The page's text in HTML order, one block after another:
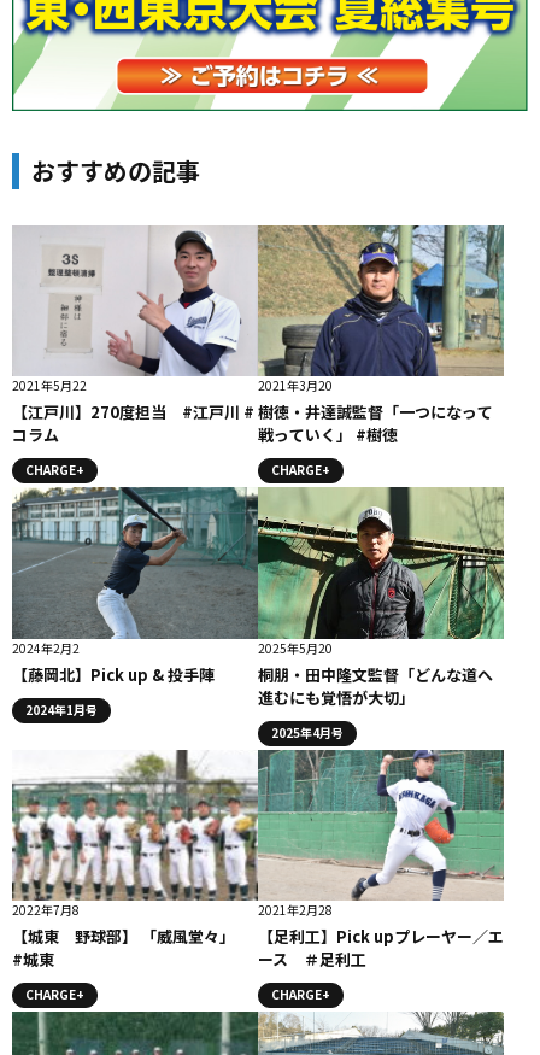
おすすめの記事
2021年5月22
【江戸川】270度担当 #江戸川 #
コラム
CHARGE+
2021年3月20
樹徳・井達誠監督「一つになって
戦っていく」 #樹徳
CHARGE+
2024年2月2
【藤岡北】Pick up & 投手陣
2024年1月号
2025年5月20
桐朋・田中隆文監督「どんな道へ
進むにも覚悟が大切」
2025年4月号
2022年7月8
【城東 野球部】 「威風堂々」
#城東
CHARGE+
2021年2月28
【足利工】Pick upプレーヤー／エ
ース ＃足利工
CHARGE+